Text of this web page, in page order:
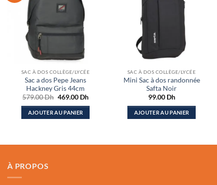
SAC À DOS COLLÈGE/LYCÉE
Sac a dos Pepe Jeans
Hackney Gris 44cm
579.00Dh Le
initial
était :
469.00 DhLe
actuel
AJOUTER AU PANIER
SAC À DOS COLLÈGE/LYCÉE
Mini Sac à dos randonnée
Safta Noir
99.00 Dh
AJOUTER AU PANIER
À PROPOS